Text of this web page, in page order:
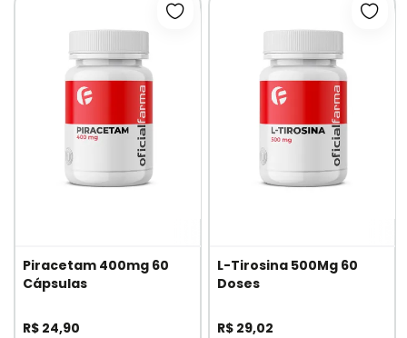
Piracetam 400mg 60
Cápsulas
R$ 24,90
Adicionar à lista de desejos
L-Tirosina 500Mg 60
Doses
R$ 29,02